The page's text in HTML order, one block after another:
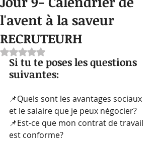
l'avent à la saveur
RECRUTEURH
Noté NaN étoiles sur 5.
Si tu te poses les questions
suivantes:
📌Quels sont les avantages sociaux
et le salaire que je peux négocier?
📌Est-ce que mon contrat de travail
est conforme?